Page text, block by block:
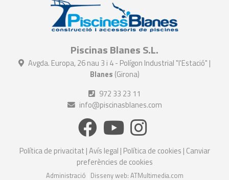
Piscinas Blanes S.L.
Avgda. Europa, 26 nau 3 i 4 - Polígon Industrial "l'Estació" |
Blanes (Girona)
972 33 23 11
info@piscinasblanes.com
Política de privacitat |Avís legal | Política de cookies | Canviar
preferències de cookies
Administració Disseny web: ATMultimedia.com